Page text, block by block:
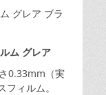
ム グレア
0.33mm（実
ィルム。